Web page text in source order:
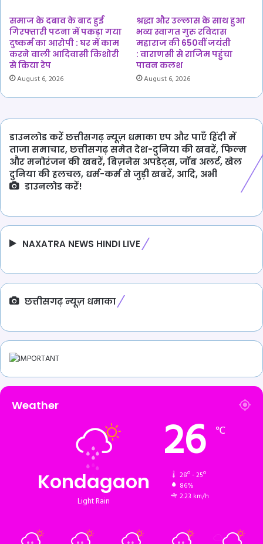
समाज के दबाव के बाद हुई
गिरफ्तारी पटना में पकड़ा गया
दुष्कर्म का आरोपी : घर में काम
करने वाली आदिवासी किशोरी
से किया रेप
August 6, 2026
श्रद्धा और उल्लास के साथ हुआ
भव्य स्वागत गुरु रविदास
महाराज की 650वीं जयंती
: वाराणसी से राजिम पहुंचा
पावन कलश
August 6, 2026
डाउनलोड करें छत्तीसगढ़ न्यूज़ धमाका एप और पाएँ हिंदी में
ताजा समाचार, छत्तीसगढ़ समेत देश-दुनिया की खबरें, फिल्म
और मनोरंजन की खबरें, बिज़नेस अपडेट्स, जॉब अलर्ट, खेल
दुनिया की हलचल, धर्म-कर्म से जुड़ी खबरें, आदि, अभी
डाउनलोड करें!
NAXATRA NEWS HINDI LIVE
छत्तीसगढ़ न्यूज़ धमाका
Weather
Kondagaon
Light Rain
26 ℃
28º - 25º
86%
2.23 km/h